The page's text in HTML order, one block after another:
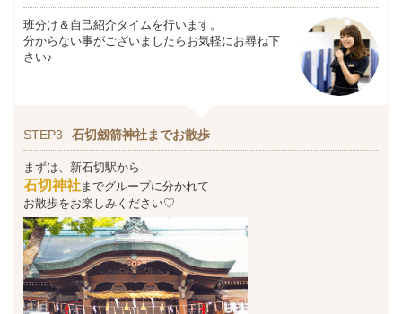
班分け＆自己紹介タイムを行います。
分からない事がございましたらお気軽にお尋ね下
さい♪
STEP3 石切劔箭神社までお散歩
まずは、新石切駅から
石切神社 までグループに分かれて
お散歩をお楽しみください♡